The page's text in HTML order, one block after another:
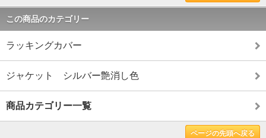
この商品のカテゴリー
ラッキングカバー
ジャケット シルバー艶消し色
商品カテゴリー一覧
ページの先頭へ戻る